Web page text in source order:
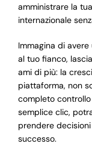
amministrare la
internazionale
Immagina di
al tuo fianco,
ami di più: la
piattaforma, non
completo
semplice clic,
prendere
successo.